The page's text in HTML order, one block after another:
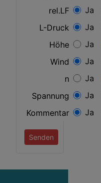
rel.LF Ja
L-Druck
Ja
Höhe
Ja
Wind
Ja
n
Ja
Spannung
Ja
Kommentar
Ja
Senden